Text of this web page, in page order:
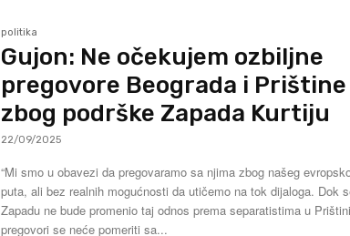
politika
Gujon: Ne očekujem ozbiljne
pregovore Beograda i Prištine
zbog podrške Zapada Kurtiju
22/09/2025
“Mi smo u obavezi da pregovaramo sa njima zbog našeg
puta, ali bez realnih mogućnosti da utičemo na tok dijaloga. Dok
Zapadu ne bude promenio taj odnos prema separatistima u
pregovori se neće pomeriti sa...